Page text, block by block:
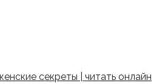
секреты | читать онлайн